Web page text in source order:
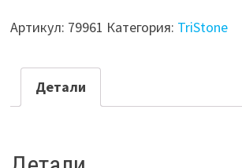
TriStone
Milky
3680х760х12
Артикул: 79961 Категория: TriStone
Детали